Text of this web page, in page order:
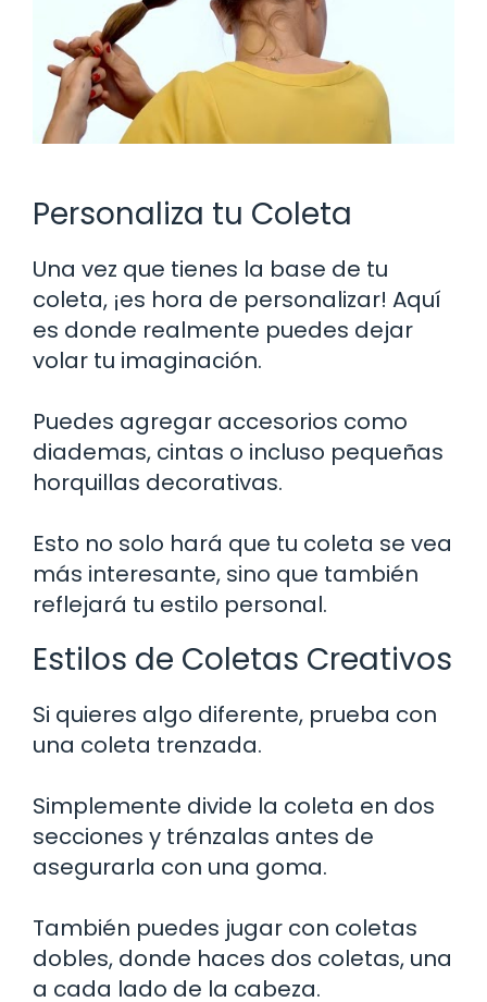
Personaliza tu Coleta
Una vez que tienes la base de tu
coleta, ¡es hora de personalizar! Aquí
es donde realmente puedes dejar
volar tu imaginación.
Puedes agregar accesorios como
diademas, cintas o incluso pequeñas
horquillas decorativas.
Esto no solo hará que tu coleta se vea
más interesante, sino que también
reflejará tu estilo personal.
Estilos de Coletas Creativos
Si quieres algo diferente, prueba con
una coleta trenzada.
Simplemente divide la coleta en dos
secciones y trénzalas antes de
asegurarla con una goma.
También puedes jugar con coletas
dobles, donde haces dos coletas, una
a cada lado de la cabeza.